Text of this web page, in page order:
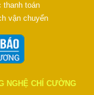
thanh toán
vận chuyển
NGHỆ CHÍ CƯỜNG